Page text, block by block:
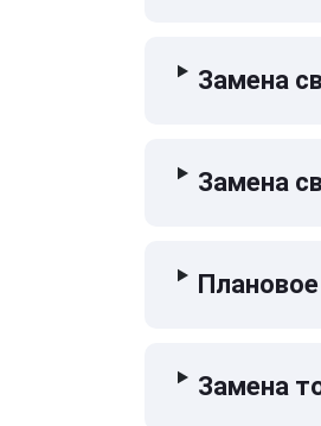
Замена
Замена
Замена